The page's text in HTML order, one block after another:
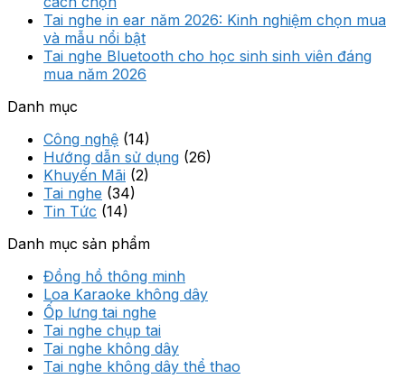
Tai nghe in ear năm 2026: Kinh nghiệm chọn mua
và mẫu nổi bật
Tai nghe Bluetooth cho học sinh sinh viên đáng
mua năm 2026
Danh mục
Công nghệ (14)
Hướng dẫn sử dụng (26)
Khuyến Mãi (2)
Tai nghe (34)
Tin Tức (14)
Danh mục sản phẩm
Đồng hồ thông minh
Loa Karaoke không dây
Ốp lưng tai nghe
Tai nghe chụp tai
Tai nghe không dây
Tai nghe không dây thể thao